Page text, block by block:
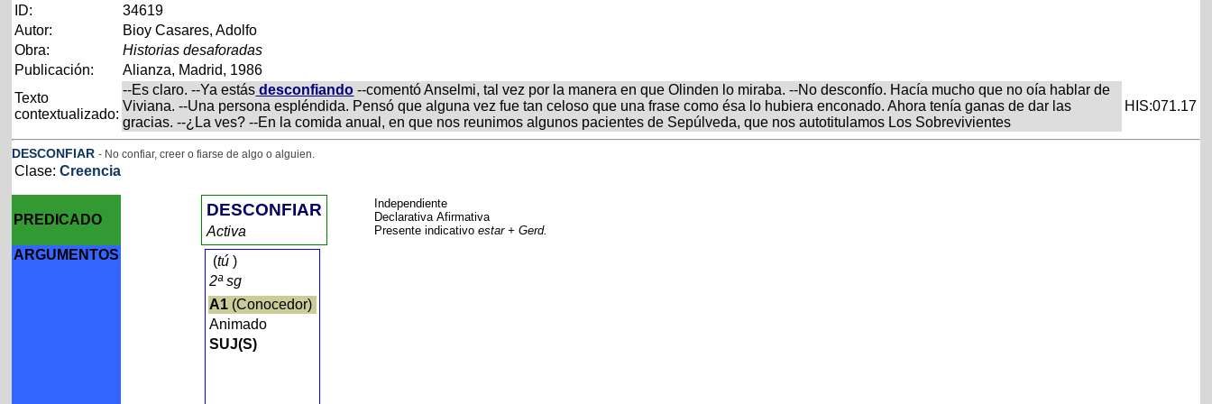
ID:
34619
Autor:
Bioy Casares, Adolfo
Obra:
Historias desaforadas
Publicación:
Alianza, Madrid, 1986
Texto
contextualizado:
--Es claro. --Ya estás desconfiando --comentó Anselmi, tal vez por la manera en que Olinden lo miraba. --No desconfío. Hacía mucho que no oía hablar de
Viviana. --Una persona espléndida. Pensó que alguna vez fue tan celoso que una frase como ésa lo hubiera enconado. Ahora tenía ganas de dar las
gracias. --¿La ves? --En la comida anual, en que nos reunimos algunos pacientes de Sepúlveda, que nos autotitulamos Los Sobrevivientes
HIS:071.17
DESCONFIAR - No confiar, creer o fiarse de algo o alguien.
Clase:Creencia
PREDICADO
DESCONFIAR
Activa
Independiente
Declarativa Afirmativa
Presente indicativoestar + Gerd.
ARGUMENTOS (tú )
2ª sg
A1 (Conocedor)
Animado
SUJ(S)